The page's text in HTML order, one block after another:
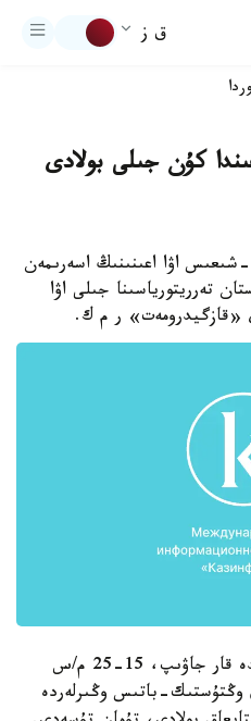
ق ز
كۇن جىلى بولادى
شىعىس اۋا اعىنىنىڭ اسەرىمەن
تەرريتورياسىنا جىلى اۋا
«قازگيدرومەت» ر م ك.
«ەلدىڭ سولتۇستىك وڭىرلەرىندە قار جاۋىپ، 15-25 م/س
باتىس وڭىرلەردە